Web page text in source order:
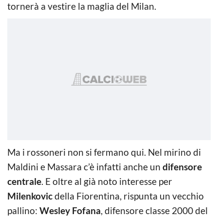
tornerà a vestire la maglia del Milan.
Ma i rossoneri non si fermano qui. Nel mirino di
Maldini e Massara c’è infatti anche un difensore
centrale. E oltre al già noto interesse per
Milenkovicdella Fiorentina, rispunta un vecchio
pallino: Wesley Fofana, difensore classe 2000 del